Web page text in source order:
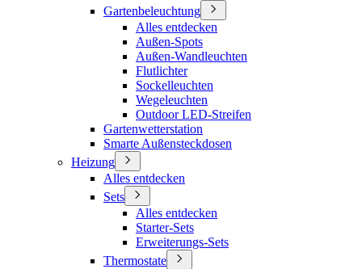
Gartenbeleuchtung
Alles entdecken
Außen-Spots
Außen-Wandleuchten
Flutlichter
Sockelleuchten
Wegeleuchten
Outdoor LED-Streifen
Gartenwetterstation
Smarte Außensteckdosen
Heizung
Alles entdecken
Sets
Alles entdecken
Starter-Sets
Erweiterungs-Sets
Thermostate